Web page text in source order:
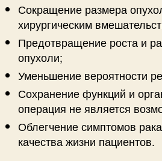
Сокращение размера
хирургическим
Предотвращение роста и
опухоли;
Уменьшение вероятности
Сохранение функций и
операция не является
Облегчение симптомов
качества жизни пациентов.